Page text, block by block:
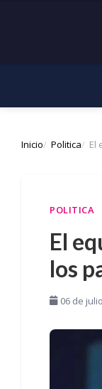
Inicio Politica El
POLITICA
El
los
06 de